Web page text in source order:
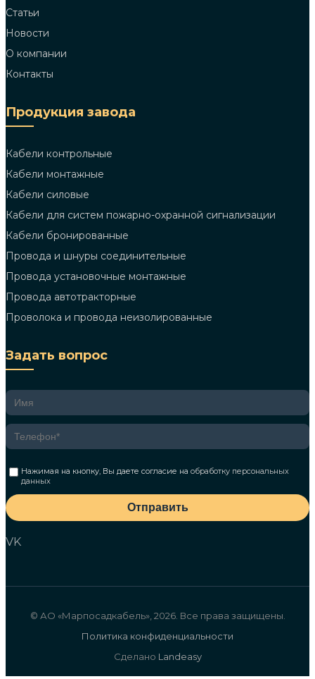
Статьи
Новости
О компании
Контакты
Продукция завода
Кабели контрольные
Кабели монтажные
Кабели силовые
Кабели для систем пожарно-охранной сигнализации
Кабели бронированные
Провода и шнуры соединительные
Провода установочные монтажные
Провода автотракторные
Проволока и провода неизолированные
Задать вопрос
Нажимая на кнопку, Вы даете согласие наобработку персональных
данных
Отправить
VK
© АО «Марпосадкабель», 2026. Все права защищены.
Политика конфиденциальности
Сделано Landeasy